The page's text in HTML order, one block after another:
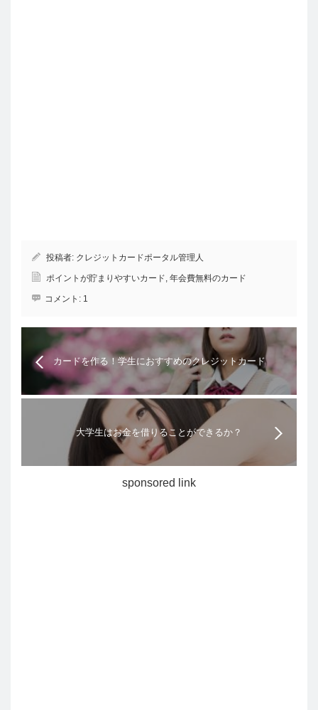
投稿者: クレジットカードポータル管理人
ポイントが貯まりやすいカード 年会費無料のカード
コメント: 1
カードを作る！学生におすすめのクレジットカード
とは
大学生はお金を借りることができるか？
sponsored link